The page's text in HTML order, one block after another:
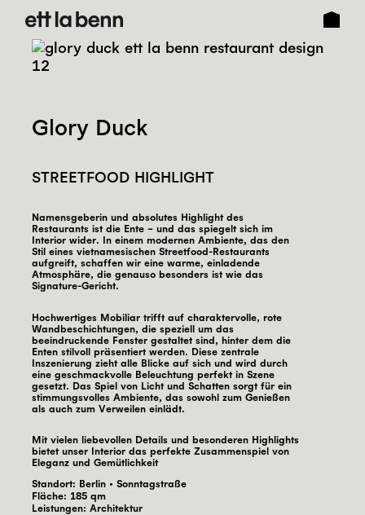
Glory Duck
STREETFOOD HIGHLIGHT
Namensgeberin und absolutes Highlight des
Restaurants ist die Ente – und das spiegelt sich im
Interior wider. In einem modernen Ambiente, das den
Stil eines vietnamesischen Streetfood-Restaurants
aufgreift, schaffen wir eine warme, einladende
Atmosphäre, die genauso besonders ist wie das
Signature-Gericht.
Hochwertiges Mobiliar trifft auf charaktervolle, rote
Wandbeschichtungen, die speziell um das
beeindruckende Fenster gestaltet sind, hinter dem die
Enten stilvoll präsentiert werden. Diese zentrale
Inszenierung zieht alle Blicke auf sich und wird durch
eine geschmackvolle Beleuchtung perfekt in Szene
gesetzt. Das Spiel von Licht und Schatten sorgt für ein
stimmungsvolles Ambiente, das sowohl zum Genießen
als auch zum Verweilen einlädt.
Mit vielen liebevollen Details und besonderen Highlights
bietet unser Interior das perfekte Zusammenspiel von
Eleganz und Gemütlichkeit
Standort: Berlin • Sonntagstraße
Fläche: 185qm
Leistungen: Architektur